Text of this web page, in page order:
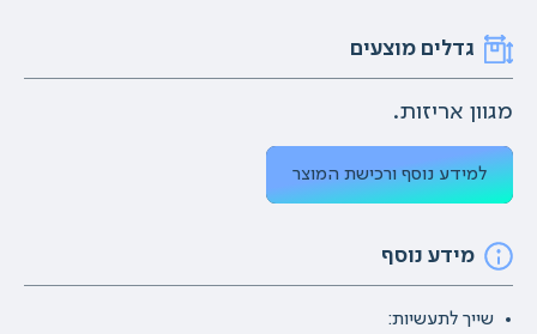
גדלים מוצעים
מגוון אריזות.
למידע נוסף ורכישת המוצר
מידע נוסף
שייך לתעשיות: